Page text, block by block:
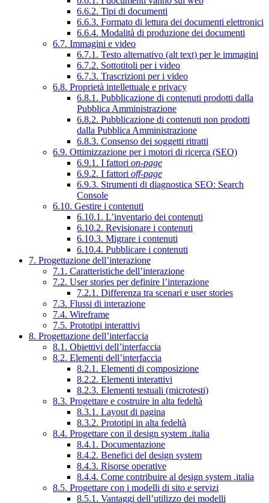
6.6.2. Tipi di documenti
6.6.3. Formato di lettura dei documenti elettronici
6.6.4. Modalità di produzione dei documenti
6.7. Immagini e video
6.7.1. Testo alternativo (alt text) per le immagini
6.7.2. Sottotitoli per i video
6.7.3. Trascrizioni per i video
6.8. Proprietà intellettuale e privacy
6.8.1. Pubblicazione di contenuti prodotti dalla
Pubblica Amministrazione
6.8.2. Pubblicazione di contenuti non prodotti
dalla Pubblica Amministrazione
6.8.3. Consenso dei soggetti ritratti
6.9. Ottimizzazione per i motori di ricerca (SEO)
6.9.1. I fattori on-page
6.9.2. I fattori off-page
6.9.3. Strumenti di diagnostica SEO: Search
Console
6.10. Gestire i contenuti
6.10.1. L’inventario dei contenuti
6.10.2. Revisionare i contenuti
6.10.3. Migrare i contenuti
6.10.4. Pubblicare i contenuti
7. Progettazione dell’interazione
7.1. Caratteristiche dell’interazione
7.2. User stories per definire l’interazione
7.2.1. Differenza tra scenari e user stories
7.3. Flussi di interazione
7.4. Wireframe
7.5. Prototipi interattivi
8. Progettazione dell’interfaccia
8.1. Obiettivi dell’interfaccia
8.2. Elementi dell’interfaccia
8.2.1. Elementi di composizione
8.2.2. Elementi interattivi
8.2.3. Elementi testuali (microtesti)
8.3. Progettare e costruire in alta fedeltà
8.3.1. Layout di pagina
8.3.2. Prototipi in alta fedeltà
8.4. Progettare con il design system .italia
8.4.1. Documentazione
8.4.2. Benefici del design system
8.4.3. Risorse operative
8.4.4. Come contribuire al design system .italia
8.5. Progettare con i modelli di sito e servizi
8.5.1. Vantaggi dell’utilizzo dei modelli